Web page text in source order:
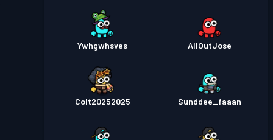
Ywhgwhsves AllOutJose
Colt20252025 Sunddee_faaan